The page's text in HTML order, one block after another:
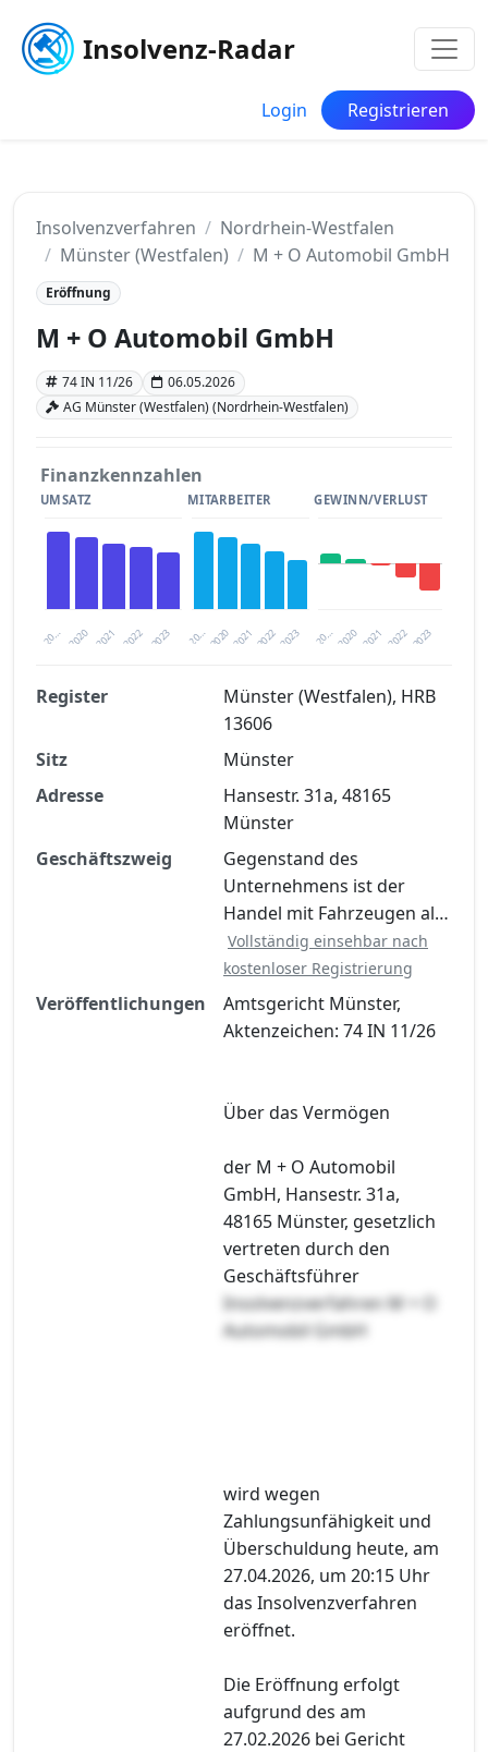
Insolvenz-Radar
Login Registrieren
Insolvenzverfahren
Nordrhein-Westfalen
Münster (Westfalen)
M + O Automobil GmbH
Eröffnung
M + O Automobil GmbH
74 IN 11/26
06.05.2026
AG Münster (Westfalen) (Nordrhein-Westfalen)
Finanzkennzahlen
UMSATZ
20… 2021 2023
2020 2022
MITARBEITER
20… 2021 2023
2020 2022
GEWINN/VERLUST
20… 2021 2023
2020 2022
Finanzkennzahlen nach kostenloser
Registrierung verfügbar
Jetzt kostenlos registrieren
Register
Münster (Westfalen), HRB
13606
Sitz
Münster
Adresse
Hansestr. 31a, 48165
Münster
Geschäftszweig
Gegenstand des
Unternehmens ist der
Handel mit Fahrzeugen al…
Vollständig einsehbar nach
kostenloser Registrierung
Veröffentlichungen
Amtsgericht Münster,
Aktenzeichen: 74 IN 11/26
Über das Vermögen
der M + O Automobil
GmbH, Hansestr. 31a,
48165 Münster, gesetzlich
vertreten durch den
Geschäftsführer
Insolvenzverfahren M + O
Automobil GmbH
wird wegen
Zahlungsunfähigkeit und
Überschuldung heute, am
27.04.2026, um 20:15 Uhr
das Insolvenzverfahren
eröffnet.
Die Eröffnung erfolgt
aufgrund des am
27.02.2026 bei Gericht